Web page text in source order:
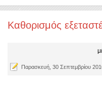
Καθορισμός
Παρασκευή, 30 Σεπτεμβρίου